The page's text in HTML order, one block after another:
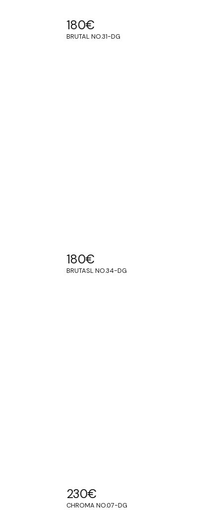
180€
BRUTAL NO.31-DG
180€
BRUTASL NO.34-DG
230€
CHROMA NO.07-DG